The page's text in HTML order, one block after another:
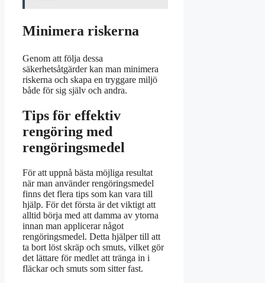
Minimera riskerna
Genom att följa dessa
säkerhetsåtgärder kan man minimera
riskerna och skapa en tryggare miljö
både för sig själv och andra.
Tips för effektiv
rengöring med
rengöringsmedel
För att uppnå bästa möjliga resultat
när man använder rengöringsmedel
finns det flera tips som kan vara till
hjälp. För det första är det viktigt att
alltid börja med att damma av ytorna
innan man applicerar något
rengöringsmedel. Detta hjälper till att
ta bort löst skräp och smuts, vilket gör
det lättare för medlet att tränga in i
fläckar och smuts som sitter fast.